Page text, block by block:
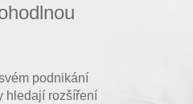
podnikání
hledají rozšíření